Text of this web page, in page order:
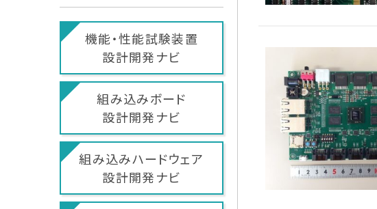
機能・性能試験装置
設計開発ナビ
組み込みボード
設計開発ナビ
組み込みハードウェア
設計開発ナビ